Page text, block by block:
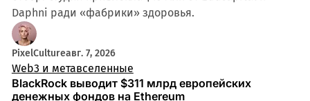
Daphni ради «фабрики» здоровья.
PixelCultureавг. 7, 2026
Web3 и метавселенные
BlackRock выводит $311 млрд европейских
денежных фондов на Ethereum